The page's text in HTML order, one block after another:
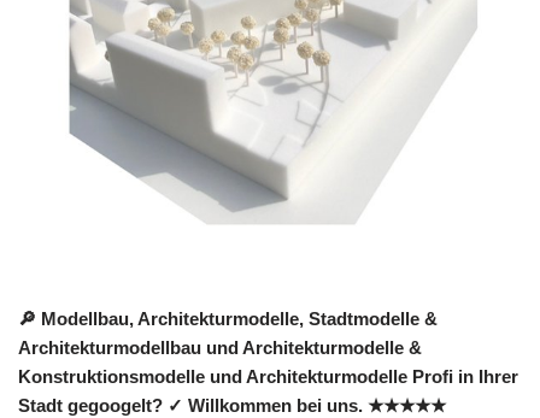
🔎 Modellbau, Architekturmodelle, Stadtmodelle &
Architekturmodellbau und Architekturmodelle &
Konstruktionsmodelle und Architekturmodelle Profi in Ihrer
Stadt gegoogelt? ✓ Willkommen bei uns. ★★★★★